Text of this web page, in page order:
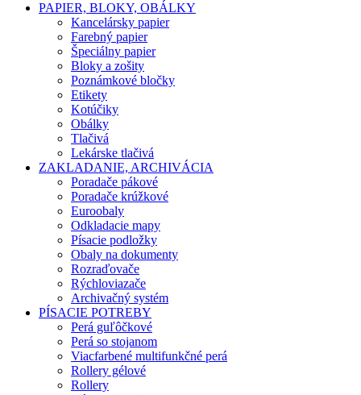
PAPIER, BLOKY, OBÁLKY
Kancelársky papier
Farebný papier
Špeciálny papier
Bloky a zošity
Poznámkové bločky
Etikety
Kotúčiky
Obálky
Tlačivá
Lekárske tlačivá
ZAKLADANIE, ARCHIVÁCIA
Poradače pákové
Poradače krúžkové
Euroobaly
Odkladacie mapy
Písacie podložky
Obaly na dokumenty
Rozraďovače
Rýchloviazače
Archivačný systém
PÍSACIE POTREBY
Perá guľôčkové
Perá so stojanom
Viacfarbené multifunkčné perá
Rollery gélové
Rollery